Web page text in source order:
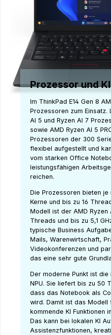
Prozessor und
Im ThinkPad E14 Gen 8
Prozessoren zum Einsatz.
AI 5 und Ryzen AI 7
sowie AMD Ryzen AI 5
Prozessoren der 300
flexibel aufgestellt und
vom starken Office
leistungsfähigen
reichen.
Die Prozessoren bieten
Kerne und bis zu 16
Modell ist der AMD Ryzen
Threads und bis zu 5,1
typische Business
Mails, Warenwirtschaft,
Videokonferenzen und
das eine sehr gute
Der moderne Punkt ist die
NPU. Sie liefert bis zu 50
dass das Notebook als
wird. Damit ist das Modell
kommende KI Funktionen
Das kann bei lokalen KI
Assistenzfunktionen,